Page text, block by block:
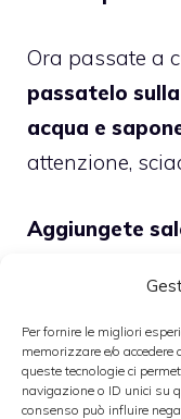
Per fornire le migliori
memorizzare e/o
queste tecnologie ci
navigazione o ID unici su
consenso può influire
Ora passate a
passatelo
acqua e
attenzione,
Aggiungete
e fermate
stecchino e
Intanto